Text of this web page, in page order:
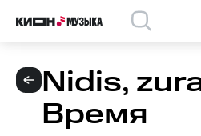
Nidis,
Время